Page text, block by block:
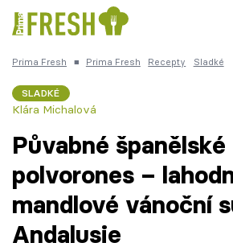
Česká kuchyně
Témata
Prima Fresh ■ Prima Fresh Recepty Sladké
SLADKÉ
Klára Michalová
Půvabné španělské
polvorones –
mandlové vánoční
Andalusie